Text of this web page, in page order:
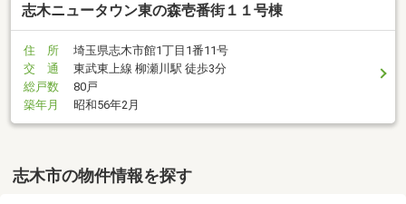
志木ニュータウン東の森壱番街１１号棟
住 所
埼玉県志木市館1丁目1番11号
交 通
東武東上線 柳瀬川駅 徒歩3分
総戸数
80戸
築年月
昭和56年2月
志木市の物件情報を探す